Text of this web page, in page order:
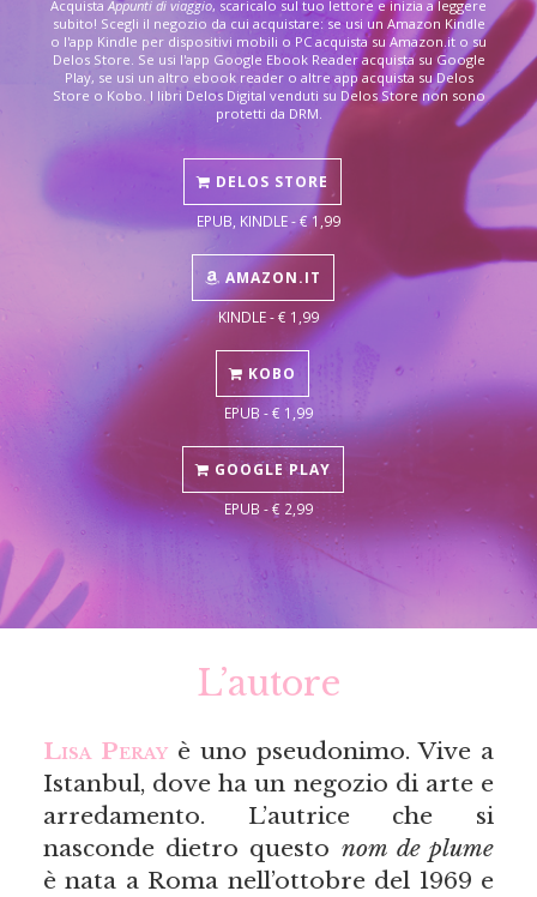
Acquista Appunti di viaggio, scaricalo sul tuo lettore e inizia a leggere
subito! Scegli il negozio da cui acquistare: se usi un Amazon Kindle
o l'app Kindle per dispositivi mobili o PC acquista su Amazon.it o su
Delos Store. Se usi l'app Google Ebook Reader acquista su Google
Play, se usi un altro ebook reader o altre app acquista su Delos
Store o Kobo. I libri Delos Digital venduti su Delos Store non sono
protetti da DRM.
DELOS STORE
EPUB, KINDLE - € 1,99
AMAZON.IT
KINDLE - € 1,99
KOBO
EPUB - € 1,99
GOOGLE PLAY
EPUB - € 2,99
L’autore
Lisa Perayè uno pseudonimo. Vive a
Istanbul, dove ha un negozio di arte e
arredamento. L’autrice che si
nasconde dietro questo nom de plume
è nata a Roma nell’ottobre del 1969 e